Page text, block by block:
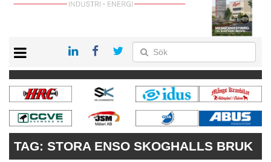
KONTAKT
VÅRA ANDRA MAGASIN
PRENUMERERA
ANNONSERA
TAG: STORA ENSO SKOGHALLS BRUK